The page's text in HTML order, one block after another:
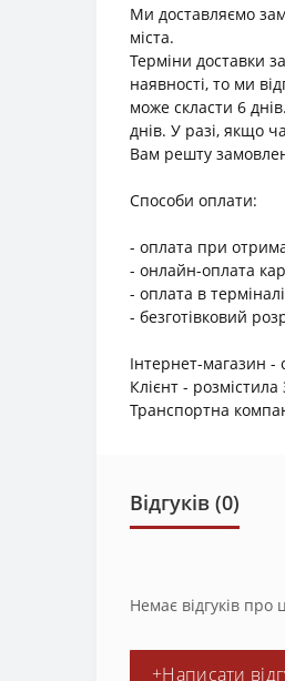
Ми доставляємо
міста.
Терміни доставки
наявності, то ми
може скласти 6
днів. У разі, якщо
Вам решту
Способи оплати:
- оплата при
- онлайн-оплата
- оплата в
- безготівковий
Інтернет-магазин -
Клієнт -
Транспортна
Відгуків (0)
Немає відгуків про
+Написати